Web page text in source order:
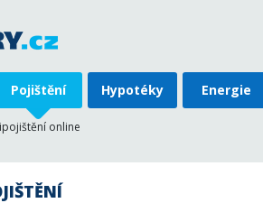
Pojištění Hypotéky Energie
online